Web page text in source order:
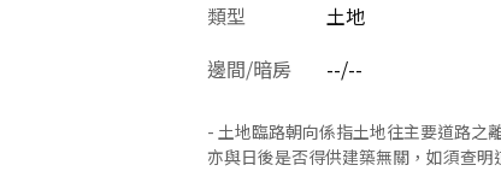
類型
土地
邊間/暗房
--/--
- 土地臨路朝向係指土地往主要道路之
亦與日後是否得供建築無關，如須查